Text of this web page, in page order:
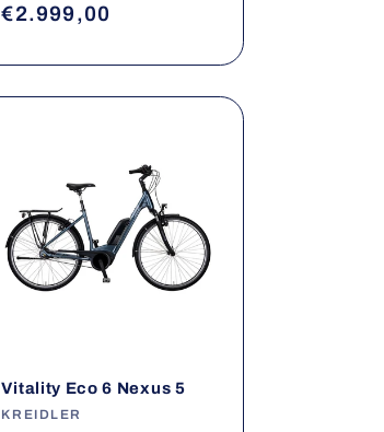
Prix
€2.999,00
Vitality Eco 6 Nexus 5
Fournisseur :
KREIDLER